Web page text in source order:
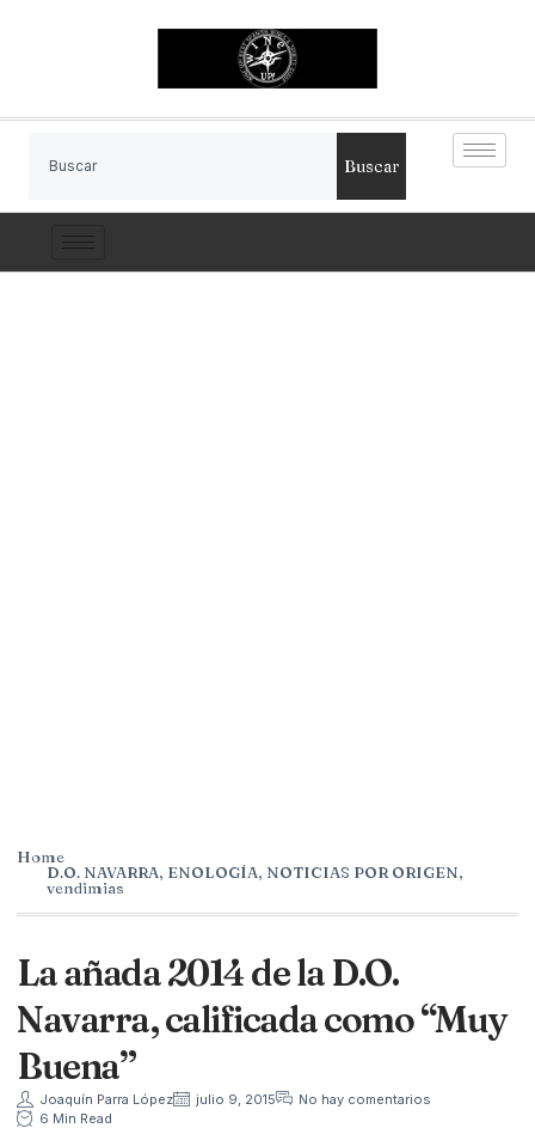
Buscar
Home
D.O. NAVARRA, ENOLOGÍA, NOTICIAS POR ORIGEN,
vendimias
La añada 2014 de la D.O.
Navarra, calificada como “Muy
Buena”
Joaquín Parra López julio 9, 2015
No hay comentarios
6 Min Read